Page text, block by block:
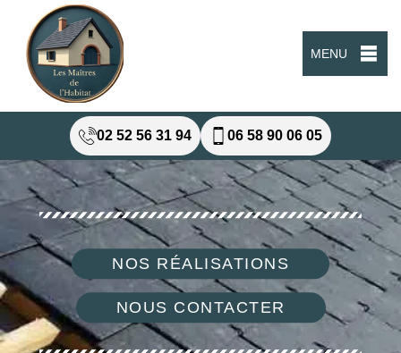
MENU
02 52 56 31 94 06 58 90 06 05
NOS RÉALISATIONS
NOUS CONTACTER